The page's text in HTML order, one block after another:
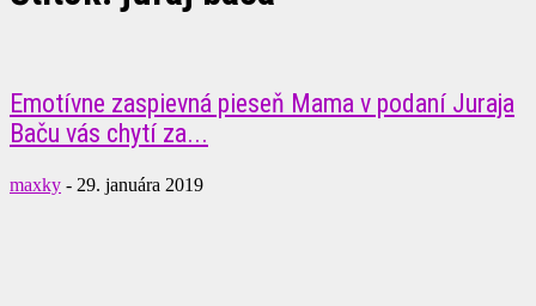
Emotívne zaspievná pieseň Mama v podaní Juraja
Baču vás chytí za...
maxky - 29. januára 2019